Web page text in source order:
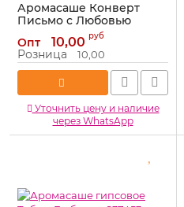
Аромасаше Конверт
Письмо с Любовью
835737-РАСПРОДАЖА
Артикул: 835737-РАСПРОДАЖА
Опт 10,00 руб
Розница 10,00
Уточнить цену и наличие
через WhatsApp